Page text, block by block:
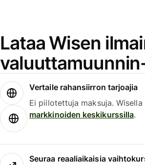
Lataa Wisen
Vertaile rahansiirron tarjoajia
Ei piilotettuja maksuja.
markkinoiden keskikurssilla.
Seuraa reaaliaikaisia